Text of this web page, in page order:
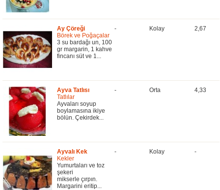
Ay Çöreği
Börek ve Poğaçalar
3 su bardağı un, 100
gr margarin, 1 kahve
fincanı süt ve 1...
- Kolay 2,67
Ayva Tatlısı
Tatlılar
Ayvaları soyup
boylamasına ikiye
bölün. Çekirdek...
- Orta 4,33
Ayvalı Kek
Kekler
Yumurtaları ve toz
şekeri
mikserle çırpın.
Margarini eritip...
- Kolay -